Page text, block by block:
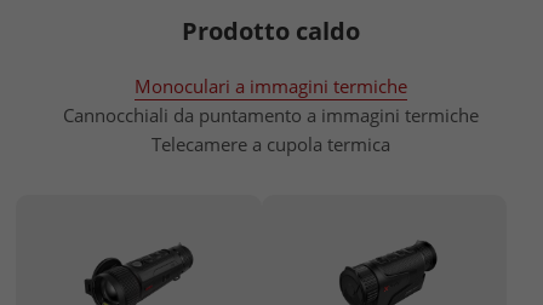
Prodotto caldo
Monoculari a immagini termiche
Cannocchiali da puntamento a immagini termiche
Telecamere a cupola termica